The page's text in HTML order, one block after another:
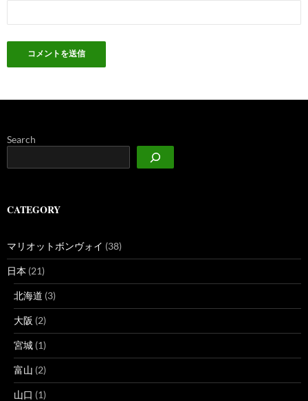
Search
CATEGORY
マリオットボンヴォイ (38)
日本 (21)
北海道 (3)
大阪 (2)
宮城 (1)
富山 (2)
山口 (1)